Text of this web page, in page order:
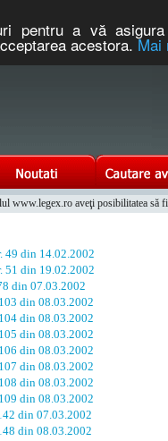
pentru a vă
acestora.Mai
www.legex.ro aveţi posibilitatea să
49 din 14.02.2002
51 din 19.02.2002
din 07.03.2002
din 08.03.2002
din 08.03.2002
din 08.03.2002
din 08.03.2002
din 08.03.2002
din 08.03.2002
din 08.03.2002
din 07.03.2002
din 08.03.2002